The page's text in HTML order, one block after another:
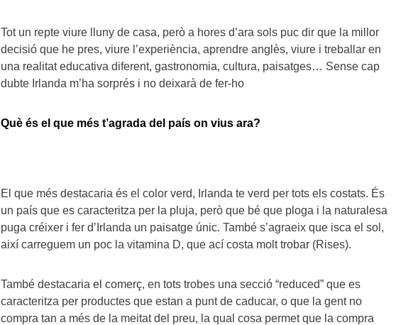
Tot un repte viure lluny de casa, però a hores d’ara sols puc dir que la millor
decisió que he pres, viure l’experiència, aprendre anglès, viure i treballar en
una realitat educativa diferent, gastronomia, cultura, paisatges… Sense cap
dubte Irlanda m’ha sorprés i no deixarà de fer-ho
Què és el que més t’agrada del país on vius ara?
El que més destacaria és el color verd, Irlanda te verd per tots els costats. És
un país que es caracteritza per la pluja, però que bé que ploga i la naturalesa
puga créixer i fer d’Irlanda un paisatge únic. També s’agraeix que isca el sol,
així carreguem un poc la vitamina D, que ací costa molt trobar (Rises).
També destacaria el comerç, en tots trobes una secció “reduced” que es
caracteritza per productes que estan a punt de caducar, o que la gent no
compra tan a més de la meitat del preu, la qual cosa permet que la compra